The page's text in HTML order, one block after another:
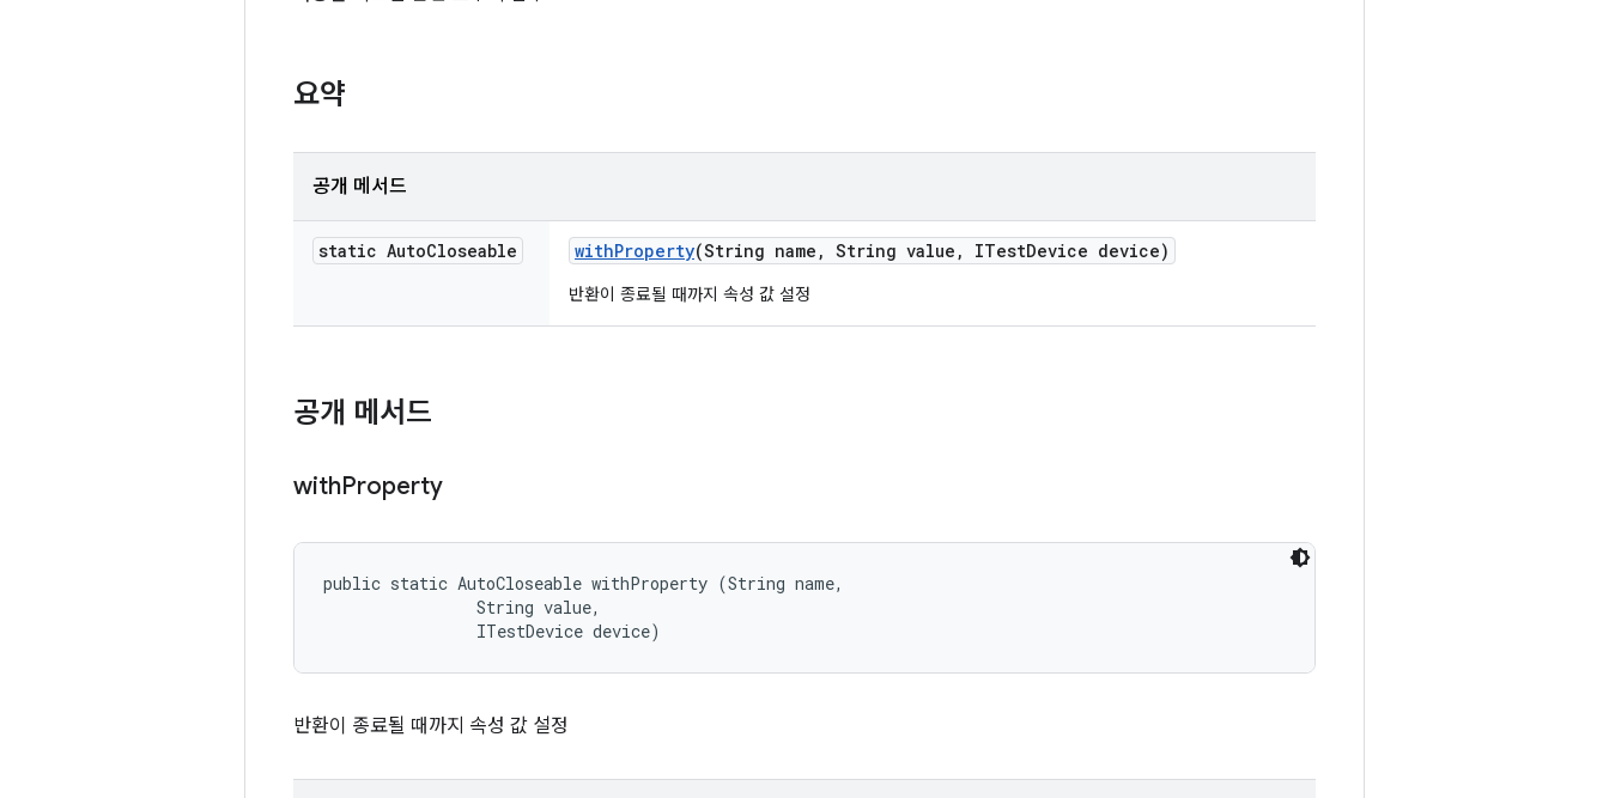
요약
공개 메서드
static AutoCloseable withProperty(String name , String value , ITestDevice device)
반환이 종료될 때까지 속성 값 설정
공개 메서드
withProperty
public static AutoCloseable withProperty (String name,
                String value,
                ITestDevice device)
반환이 종료될 때까지 속성 값 설정